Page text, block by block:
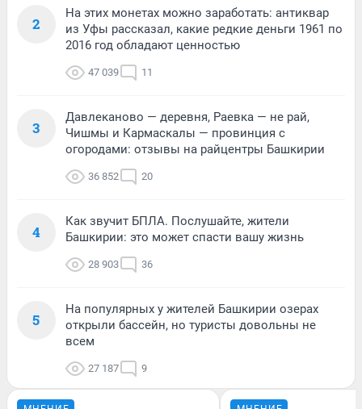
2
На этих монетах можно заработать: антиквар
из Уфы рассказал, какие редкие деньги 1961 по
2016 год обладают ценностью
47 039 11
3
Давлеканово — деревня, Раевка — не рай,
Чишмы и Кармаскалы — провинция с
огородами: отзывы на райцентры Башкирии
36 852 20
4
Как звучит БПЛА. Послушайте, жители
Башкирии: это может спасти вашу жизнь
28 903 36
5
На популярных у жителей Башкирии озерах
открыли бассейн, но туристы довольны не
всем
27 187 9